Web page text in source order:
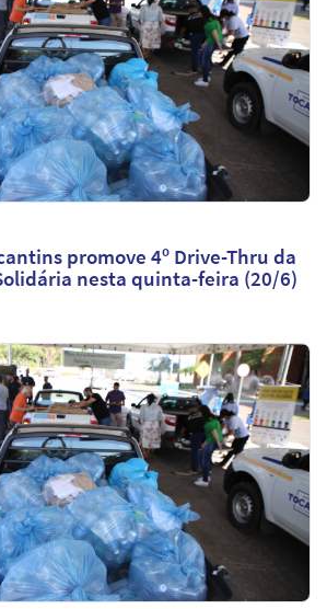
promove 4º Drive-Thru da
nesta quinta-feira (20/6)